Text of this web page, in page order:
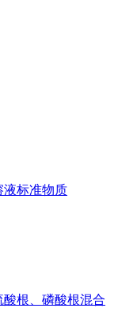
液标准物质
根、磷酸根混合